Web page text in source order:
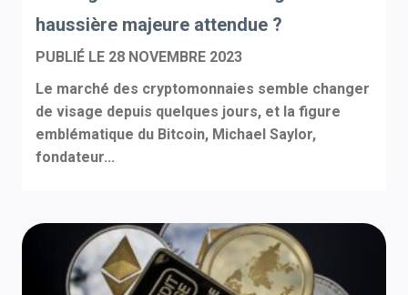
haussière majeure attendue ?
PUBLIÉ LE 28 NOVEMBRE 2023
Le marché des cryptomonnaies semble changer
de visage depuis quelques jours, et la figure
emblématique du Bitcoin, Michael Saylor,
fondateur...